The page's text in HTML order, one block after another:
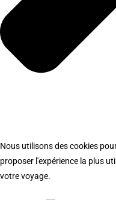
Nous utilisons des cookies
proposer l'expérience la plus
votre voyage.